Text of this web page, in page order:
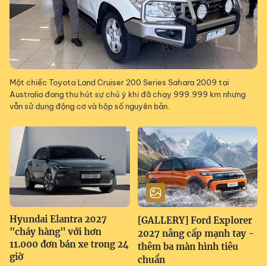
Một chiếc Toyota Land Cruiser 200 Series Sahara 2009 tại
Australia đang thu hút sự chú ý khi đã chạy 999.999 km nhưng
vẫn sử dụng động cơ và hộp số nguyên bản.
Hyundai Elantra 2027
"cháy hàng" với hơn
11.000 đơn bán xe trong 24
giờ
[GALLERY] Ford Explorer
2027 nâng cấp mạnh tay -
thêm ba màn hình tiêu
chuẩn